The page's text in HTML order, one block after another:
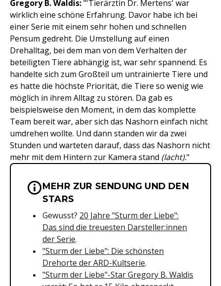
Gregory B. Waldis:"'Tierärztin Dr. Mertens' war
wirklich eine schöne Erfahrung. Davor habe ich bei
einer Serie mit einem sehr hohen und schnellen
Pensum gedreht. Die Umstellung auf einen
Drehalltag, bei dem man von dem Verhalten der
beteiligten Tiere abhängig ist, war sehr spannend. Es
handelte sich zum Großteil um untrainierte Tiere und
es hatte die höchste Priorität, die Tiere so wenig wie
möglich in ihrem Alltag zu stören. Da gab es
beispielsweise den Moment, in dem das komplette
Team bereit war, aber sich das Nashorn einfach nicht
umdrehen wollte. Und dann standen wir da zwei
Stunden und warteten darauf, dass das Nashorn nicht
mehr mit dem Hintern zur Kamera stand (lacht)."
Wichtige Hinweise &
MEHR ZUR SENDUNG UND DEN
STARS
Gewusst? 20 Jahre "Sturm der Liebe":
Das sind die treuesten Darsteller:innen
der Serie.
"Sturm der Liebe": Die schönsten
Drehorte der ARD-Kultserie.
"Sturm der Liebe"-Star Gregory B. Waldis